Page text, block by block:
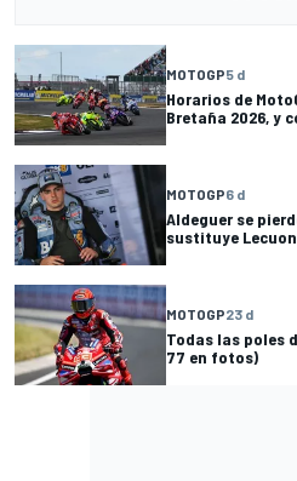
MOTOGP5 d
Horarios de
Bretaña 2026, y
MOTOGP6 d
Aldeguer se
sustituye
MOTOGP23 d
Todas las poles
77 en fotos)